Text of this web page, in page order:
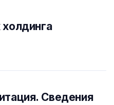
Cведения